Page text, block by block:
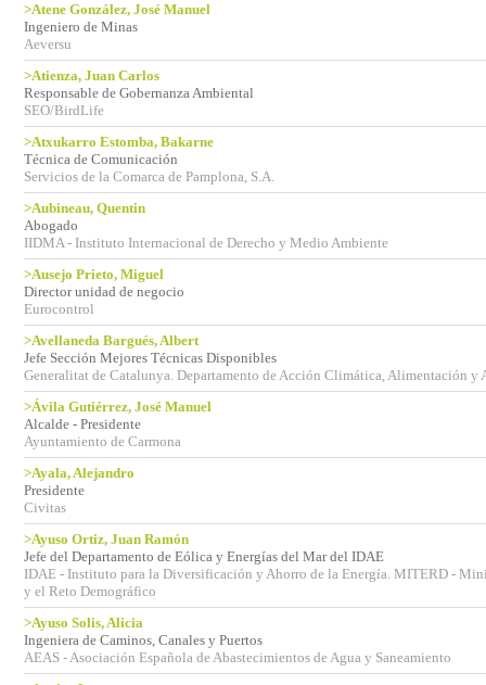
>Atene González, José Manuel
Ingeniero de Minas
Aeversu
>Atienza, Juan Carlos
Responsable de Gobernanza Ambiental
SEO/BirdLife
>Atxukarro Estomba, Bakarne
Técnica de Comunicación
Servicios de la Comarca de Pamplona, S.A.
>Aubineau, Quentin
Abogado
IIDMA - Instituto Internacional de Derecho y Medio Ambiente
>Ausejo Prieto, Miguel
Director unidad de negocio
Eurocontrol
>Avellaneda Bargués, Albert
Jefe Sección Mejores Técnicas Disponibles
Generalitat de Catalunya. Departamento de Acción Climática, Alimentación y
>Ávila Gutiérrez, José Manuel
Alcalde - Presidente
Ayuntamiento de Carmona
>Ayala, Alejandro
Presidente
Civitas
>Ayuso Ortiz, Juan Ramón
Jefe del Departamento de Eólica y Energías del Mar del IDAE
IDAE - Instituto para la Diversificación y Ahorro de la Energía. MITERD -
y el Reto Demográfico
>Ayuso Solis, Alicia
Ingeniera de Caminos, Canales y Puertos
AEAS - Asociación Española de Abastecimientos de Agua y Saneamiento